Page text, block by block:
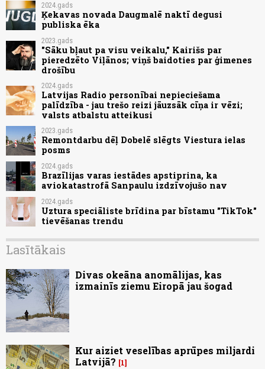
2024.gads
Ķekavas novada Daugmalē naktī degusi
publiska ēka
2023.gads
"Sāku bļaut pa visu veikalu," Kairišs par
pieredzēto Viļānos; viņš baidoties par ģimenes
drošību
2024.gads
Latvijas Radio personībai nepieciešama
palīdzība - jau trešo reizi jāuzsāk cīņa ir vēzi;
valsts atbalstu atteikusi
2023.gads
Remontdarbu dēļ Dobelē slēgts Viestura ielas
posms
2024.gads
Brazīlijas varas iestādes apstiprina, ka
aviokatastrofā Sanpaulu izdzīvojušo nav
2024.gads
Uztura speciāliste brīdina par bīstamu "TikTok"
tievēšanas trendu
Lasītākais
Divas okeāna anomālijas, kas
izmainīs ziemu Eiropā jau šogad
Kur aiziet veselības aprūpes miljardi
Latvijā?
1